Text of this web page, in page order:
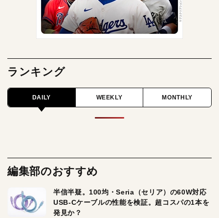
ランキング
DAILY WEEKLY MONTHLY
編集部のおすすめ
半信半疑。100均・Seria（セリア）の60W対応
USB-Cケーブルの性能を検証。超コスパの1本を
発見か？